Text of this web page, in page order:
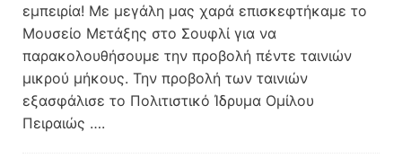
εμπειρία! Με μεγάλη μας χαρά επισκεφτήκαμε το
Μουσείο Μετάξης στο Σουφλί για να
παρακολουθήσουμε την προβολή πέντε ταινιών
μικρού μήκους. Την προβολή των ταινιών
εξασφάλισε το Πολιτιστικό Ίδρυμα Ομίλου
Πειραιώς ….